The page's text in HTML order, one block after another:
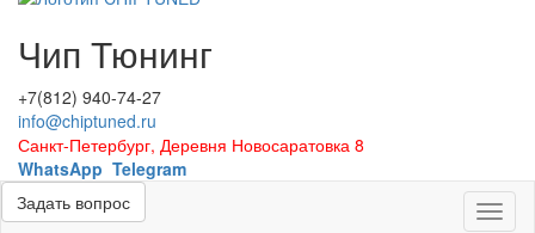
Чип Тюнинг
+7(812) 940-74-27
info@chiptuned.ru
Санкт-Петербург, Деревня Новосаратовка 8
WhatsApp Telegram
Меню
Задать вопрос